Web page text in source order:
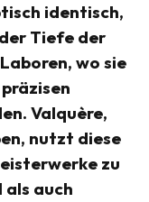
identisch,
Tiefe der
wo sie
Valquère,
nutzt diese
zu
auch